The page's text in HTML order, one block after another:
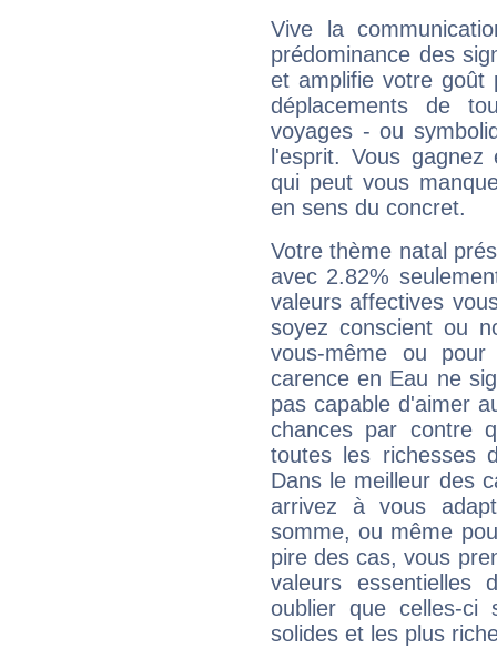
Vive la
prédominance des
et amplifie votre goût
déplacements de
voyages - ou
l'esprit. Vous
qui peut vous
en sens du concret.
Votre thème natal
avec 2.82%
valeurs affectives
soyez conscient ou
vous-même ou
carence en Eau ne
pas capable d'aimer
chances par contre
toutes les richesses
Dans le meilleur des
arrivez à vous
somme, ou même
pire des cas, vous
valeurs
oublier que celles-
solides et les plus